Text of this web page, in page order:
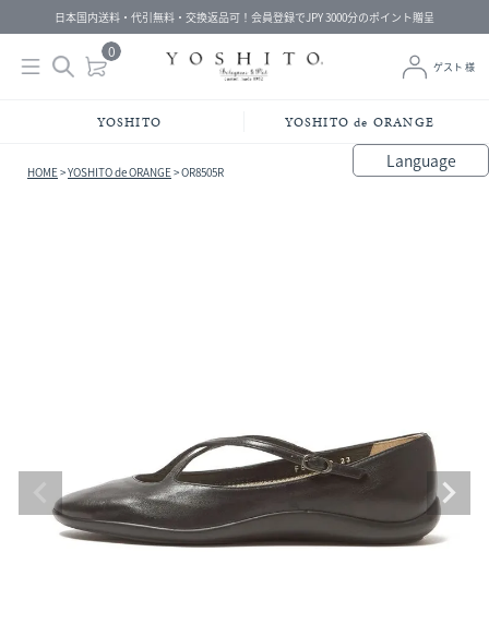
日本国内送料・代引無料・交換返品可！会員登録でJPY 3000分のポイント贈呈
0
ゲスト 様
YOSHITO YOSHITO de ORANGE
Language
HOME YOSHITO de ORANGE OR8505R